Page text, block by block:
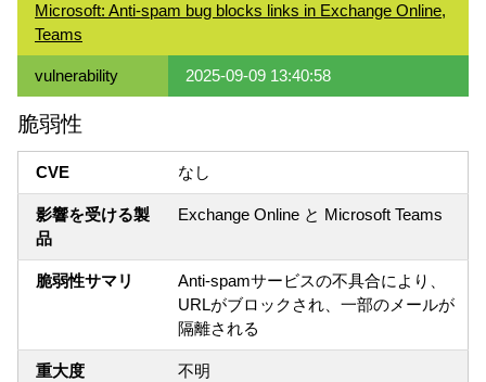
Microsoft: Anti-spam bug blocks links in Exchange Online,
Teams
vulnerability 2025-09-09 13:40:58
脆弱性
CVE なし
影響を受ける製
品
Exchange Online と Microsoft Teams
脆弱性サマリ
Anti-spamサービスの不具合により、
URLがブロックされ、一部のメールが
隔離される
重大度 不明